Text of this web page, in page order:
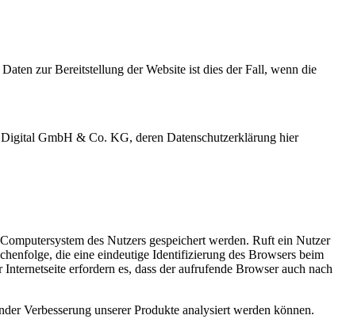
zur Bereitstellung der Website ist dies der Fall, wenn die
GmbH & Co. KG, deren Datenschutzerklärung hier
des Nutzers gespeichert werden. Ruft ein Nutzer
die eine eindeutige Identifizierung des Browsers beim
erfordern es, dass der aufrufende Browser auch nach
Verbesserung unserer Produkte analysiert werden können.